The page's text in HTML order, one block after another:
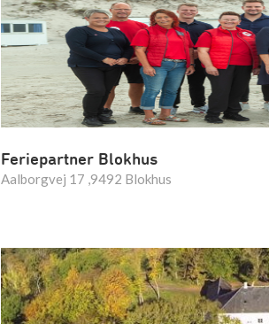
Feriepartner Blokhus
Aalborgvej 17 ,9492 Blokhus